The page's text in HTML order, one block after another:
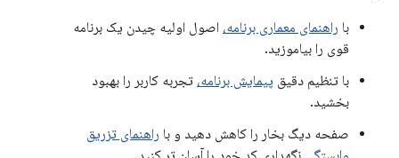
با راهنمای معماری برنامه، اصول اولیه چیدن یک برنامه
قوی را بیاموزید.
با تنظیم دقیق پیمایش برنامه، تجربه کاربر را بهبود
بخشید.
صفحه دیگ بخار را کاهش دهید و با راهنمای تزریق